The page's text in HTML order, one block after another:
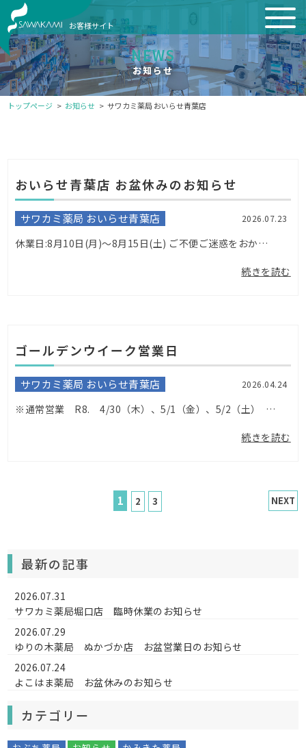
お客様サイト
NEWS
お知らせ
トップページ お知らせ サワカミ薬局 おいらせ青葉店
おいらせ青葉店 お盆休みのお知らせ
サワカミ薬局 おいらせ青葉店 2026.07.23
休業日:8月10日(月)〜8月15日(土) ご不便ご迷惑をおかけ致します。...
続きを読む
ゴールデンウイーク営業日
サワカミ薬局 おいらせ青葉店 2026.04.24
※通常営業 R8. 4/30（木）、5/1（金）、5/2（土） ※休業 R8，4/29（水）、5/3（日）、5/4（月）、5/6（水） ※当番日 Ｒ８，5/5（水） 9：00～17：00 ...
続きを読む
1 2 3 NEXT
最新の記事
2026.07.31
サワカミ薬局堀口店 臨時休業のお知らせ
2026.07.29
ゆりの木薬局 ぬかづか店 お盆営業日のお知らせ
2026.07.24
よこはま薬局 お盆休みのお知らせ
カテゴリー